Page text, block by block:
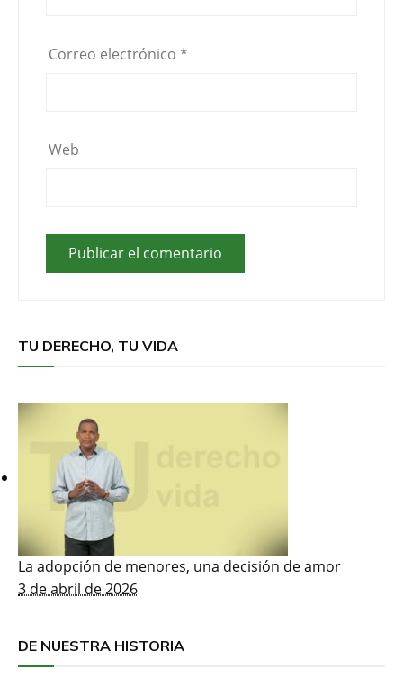
Correo electrónico *
Web
TU DERECHO, TU VIDA
La adopción de menores, una decisión de amor
3 de abril de 2026
DE NUESTRA HISTORIA